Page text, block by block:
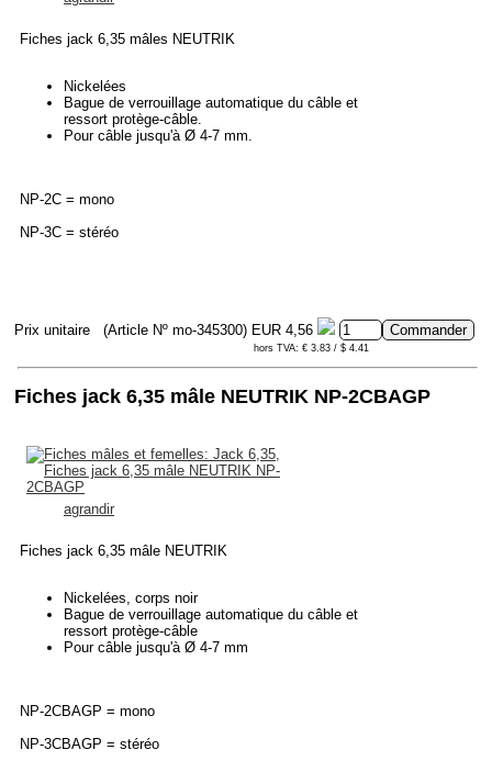
Fiches jack 6,35 mâles NEUTRIK
Nickelées
Bague de verrouillage automatique du câble et
ressort protège-câble.
Pour câble jusqu'à Ø 4-7 mm.
NP-2C = mono
NP-3C = stéréo
Prix unitaire (Article Nº mo-345300) EUR 4,56
hors TVA: € 3.83 / $ 4.41
Fiches jack 6,35 mâle NEUTRIK NP-2CBAGP
agrandir
Fiches jack 6,35 mâle NEUTRIK
Nickelées, corps noir
Bague de verrouillage automatique du câble et
ressort protège-câble
Pour câble jusqu'à Ø 4-7 mm
NP-2CBAGP = mono
NP-3CBAGP = stéréo